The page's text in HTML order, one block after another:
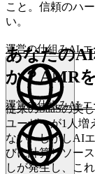
運営の仕組みAI エ
日本語(JA)JA
運営の仕組みAI エ
こと。信頼のハ
い。
あなたの
か？AMR
従来のSaaSの美
ユーザーが1人増
ない。しかしAI
びに計算リソー
しが発生し、こ